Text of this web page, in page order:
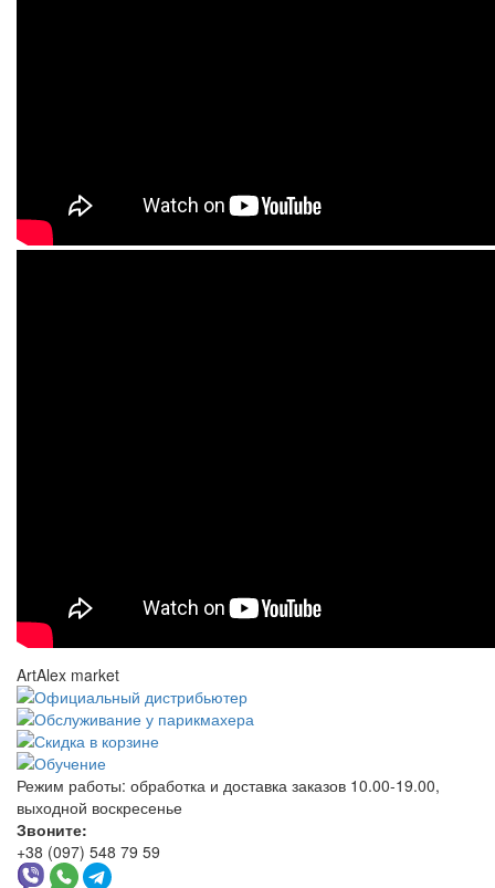
ArtAlex market
Режим работы: обработка и доставка заказов 10.00-19.00,
выходной воскресенье
Звоните:
+38 (097) 548 79 59